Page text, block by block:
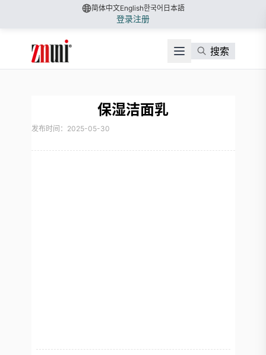
简体中文English한국어 日本語
登录注册
搜索
保湿洁面乳
发布时间：2025-05-30